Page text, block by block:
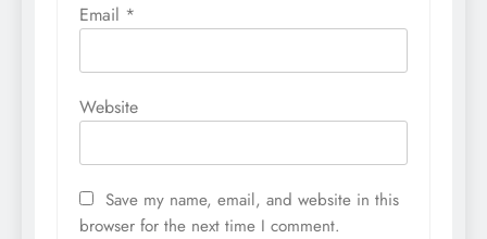
Email *
Website
Save my name, email, and website in this
browser for the next time I comment.